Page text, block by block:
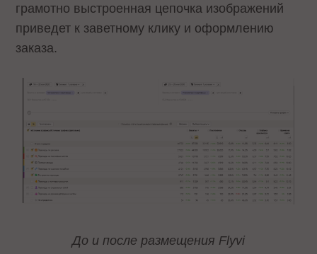
грамотно выстроенная цепочка изображений
приведет к заветному клику и оформлению
заказа.
До и после размещения Flyvi